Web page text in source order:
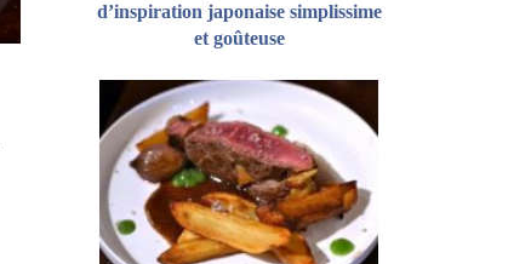
d’inspiration japonaise simplissime
et goûteuse